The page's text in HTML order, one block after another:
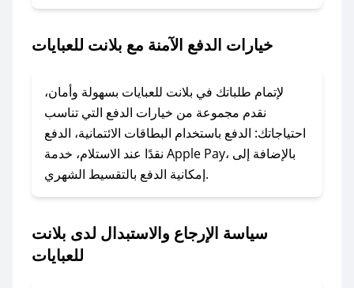
2. الصقه في خانة الدفع عند التسوق من بلانت
لا تقلق! يمكنك التواصل مع فريق دعم صحصح عبر
الرسائل الخاصة على تويتر أو البريد الإلكتروني،
وسنقوم بحل المشكلة في أسرع وقت ممكن.
### ماذا أفعل إذا لم أجد كود خصم لمتجري
المفضل؟
مراسلتنا مباشرة وسنعمل على توفير الكوبونات في
أسرع وقت ممكن.
خيارات الدفع الآمنة مع بلانت للعبايات
لإتمام طلباتك في بلانت للعبايات بسهولة وأمان،
نقدم مجموعة من خيارات الدفع التي تناسب
احتياجاتك: الدفع باستخدام البطاقات الائتمانية، الدفع
نقدًا عند الاستلام، خدمة Apple Pay، بالإضافة إلى
إمكانية الدفع بالتقسيط الشهري.
سياسة الإرجاع والاستبدال لدى بلانت
للعبايات